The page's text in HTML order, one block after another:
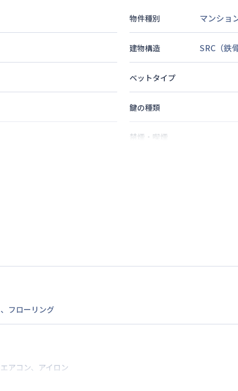
物件種別 マンショ
建物構造 SRC（鉄
ベットタイプ
鍵の種類
禁煙・喫煙
、 フローリング
エアコン、 アイロン